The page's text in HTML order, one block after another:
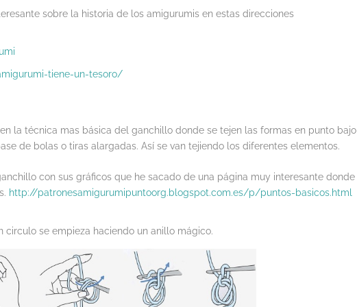
sobre la historia de los amigurumis en estas direcciones
tiene-un-tesoro/
la técnica mas básica del ganchillo donde se tejen las formas en punto bajo
de bolas o tiras alargadas. Así se van tejiendo los diferentes elementos.
con sus gráficos que he sacado de una página muy interesante donde
http://patronesamigurumipuntoorg.blogspot.com.es/p/puntos-basicos.html
circulo se empieza haciendo un anillo mágico.